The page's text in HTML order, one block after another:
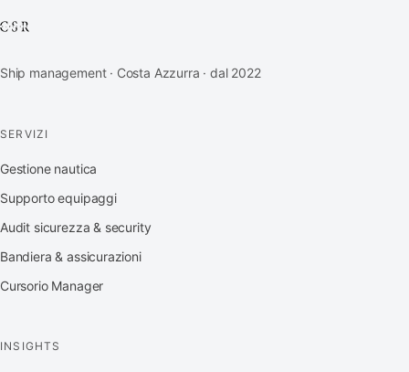
Ship management · Costa Azzurra · dal 2022
SERVIZI
Gestione nautica
Supporto equipaggi
Audit sicurezza & security
Bandiera & assicurazioni
Cursorio Manager
INSIGHTS